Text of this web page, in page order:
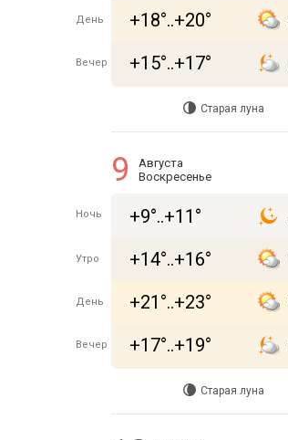
День +18°..+20°
Вечер +15°..+17°
Старая луна
9
Августа
Воскресенье
Ночь +9°..+11°
Утро +14°..+16°
День +21°..+23°
Вечер +17°..+19°
Старая луна